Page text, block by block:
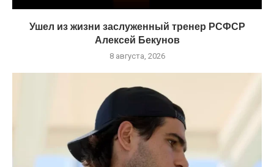
Ушел из жизни заслуженный тренер РСФСР
Алексей Бекунов
8 августа, 2026